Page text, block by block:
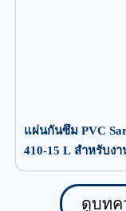
แผ่นกันซึม PVC
410-15 L สำหรับง
ดูบทค